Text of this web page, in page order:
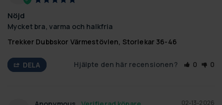
Nöjd
Mycket bra, varma och halkfria
Trekker Dubbskor Värmestövlen, Storlekar 36-46
DELA Hjälpte den här recensionen? 0 0
02-13-2026